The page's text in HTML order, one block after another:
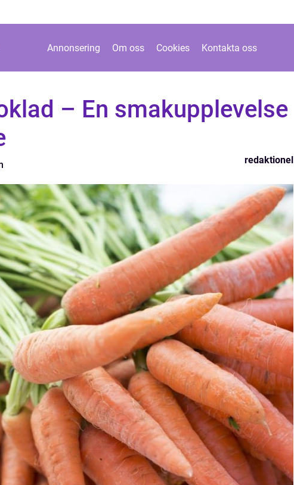
Annonsering Om oss Cookies Kontakta oss
– En smakupplevelse
redaktionel